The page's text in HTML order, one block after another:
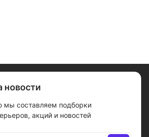
новости
составляем подборки
акций и новостей